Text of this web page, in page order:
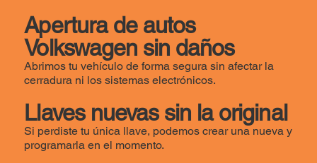
Apertura de autos
Volkswagen sin daños
Abrimos tu vehículo de forma segura sin afectar la
cerradura ni los sistemas electrónicos.
Llaves nuevas sin la original
Si perdiste tu única llave, podemos crear una nueva y
programarla en el momento.